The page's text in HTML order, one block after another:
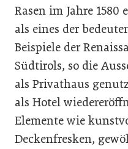
Rasen im Jahre
als eines der
Beispiele der
Südtirols, so die
als Privathaus
als Hotel
Elemente wie
Deckenfresken,